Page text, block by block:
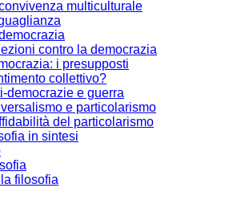
multiculturale
contro la democrazia
i presupposti
collettivo?
democrazie e guerra
e particolarismo
del particolarismo
in sintesi
filosofia